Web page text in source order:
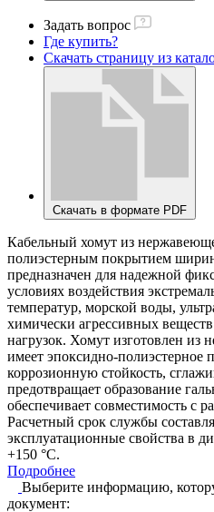
Задать вопрос
Где купить?
Скачать страницу из
Скачать в формате PDF
Кабельный хомут из
полиэстерным покрытием
предназначен для надежной
условиях воздействия
температур, морской воды,
химически агрессивных
нагрузок. Хомут изготовлен из
имеет эпоксидно-
коррозионную стойкость,
предотвращает образование
обеспечивает совместимость с
Расчетный срок службы
эксплуатационные свойства в
+150 °С.
Подробнее
Выберите информацию,
документ: